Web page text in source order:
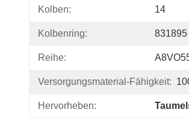
Kolben: 14
Kolbenring: 831895
Reihe:
Versorgungsmaterial-Fähigkeit:
Hervorheben: